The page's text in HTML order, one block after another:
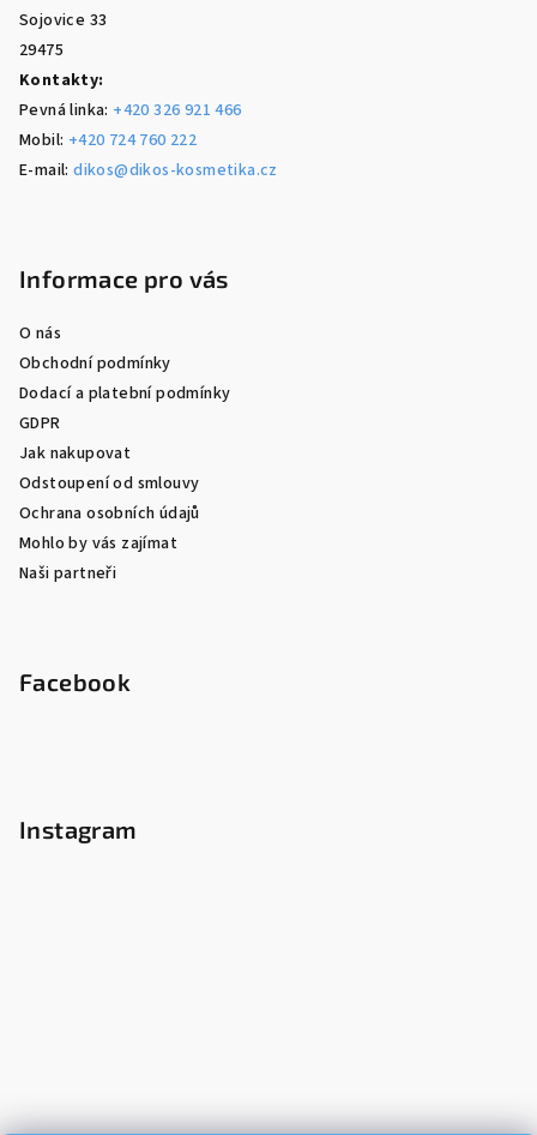
Sojovice 33
29475
Kontakty:
Pevná linka: +420 326 921 466
Mobil: +420 724 760 222
E-mail:dikos@dikos-kosmetika.cz
Informace pro vás
O nás
Obchodní podmínky
Dodací a platební podmínky
GDPR
Jak nakupovat
Odstoupení od smlouvy
Ochrana osobních údajů
Mohlo by vás zajímat
Naši partneři
Facebook
Instagram